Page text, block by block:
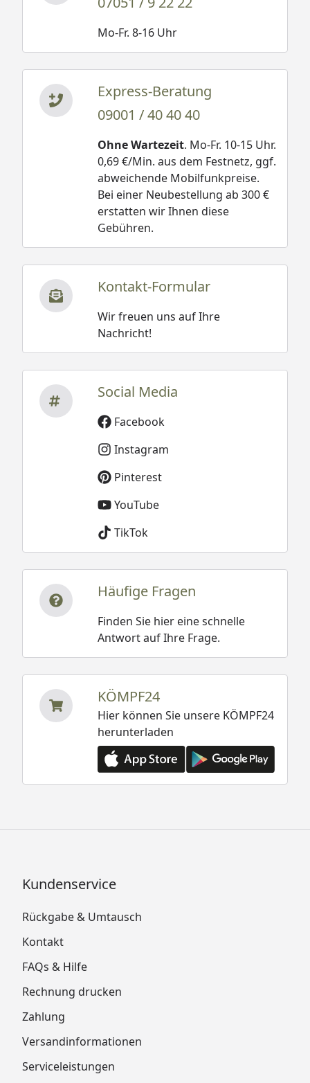
Mo-Fr. 8-16 Uhr
Express-Beratung
09001 / 40 40 40
Ohne Wartezeit. Mo-Fr. 10-15 Uhr.
0,69 €/Min. aus dem Festnetz, ggf.
abweichende Mobilfunkpreise.
Bei einer Neubestellung ab 300 €
erstatten wir Ihnen diese
Gebühren.
Kontakt-Formular
Wir freuen uns auf Ihre
Nachricht!
Social Media
Facebook
Instagram
Pinterest
YouTube
TikTok
Häufige Fragen
Finden Sie hier eine schnelle
Antwort auf Ihre Frage.
KÖMPF24
Hier können Sie unsere KÖMPF24
herunterladen
Kundenservice
Rückgabe & Umtausch
Kontakt
FAQs & Hilfe
Rechnung drucken
Zahlung
Versandinformationen
Serviceleistungen